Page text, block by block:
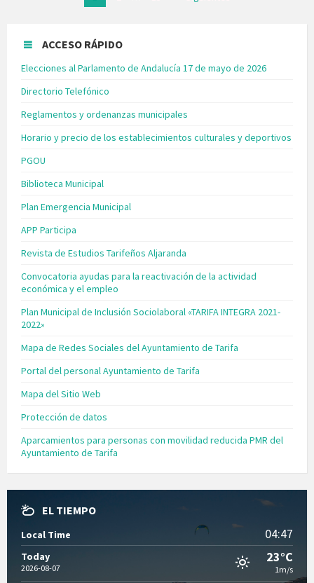
ACCESO RÁPIDO
Elecciones al Parlamento de Andalucía 17 de mayo de 2026
Directorio Telefónico
Reglamentos y ordenanzas municipales
Horario y precio de los establecimientos culturales y deportivos
PGOU
Biblioteca Municipal
Plan Emergencia Municipal
APP Participa
Revista de Estudios Tarifeños Aljaranda
Convocatoria ayudas para la reactivación de la actividad
económica y el empleo
Plan Municipal de Inclusión Sociolaboral «TARIFA INTEGRA 2021-
2022»
Mapa de Redes Sociales del Ayuntamiento de Tarifa
Portal del personal Ayuntamiento de Tarifa
Mapa del Sitio Web
Protección de datos
Aparcamientos para personas con movilidad reducida PMR del
Ayuntamiento de Tarifa
EL TIEMPO
Local Time 04:47
Today
2026-08-07
23°C
1m/s